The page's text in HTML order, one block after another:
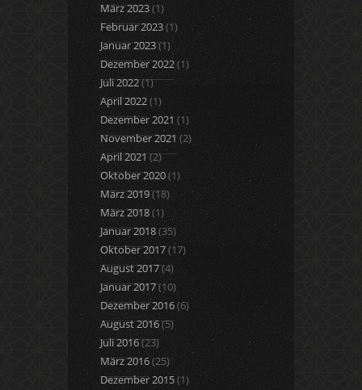
März 2023(1)
Februar 2023(1)
Januar 2023(1)
Dezember 2022(1)
Juli 2022(1)
April 2022(1)
Dezember 2021 (1)
November 2021 (2)
April 2021(2)
Oktober 2020(1)
März 2019(18)
März 2018(1)
Januar 2018(35)
Oktober 2017(17)
August 2017(4)
Januar 2017(10)
Dezember 2016(6)
August 2016(5)
Juli 2016(23)
März 2016(25)
Dezember 2015(1)